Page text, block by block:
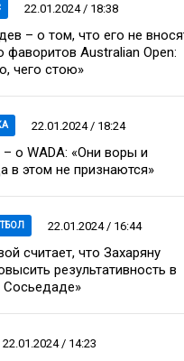
22.01.2024 / 18:38
– о том, что его не
фаворитов Australian Open:
чего стою»
22.01.2024 / 18:24
– о WADA: «Они воры и
в этом не признаются»
22.01.2024 / 16:44
считает, что Захаряну
результативность в
Сосьедаде»
22.01.2024 / 14:23